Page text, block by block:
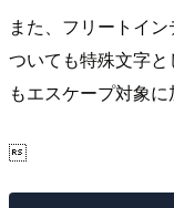
また、フリートイン
ついても特殊文字と
もエスケープ対象